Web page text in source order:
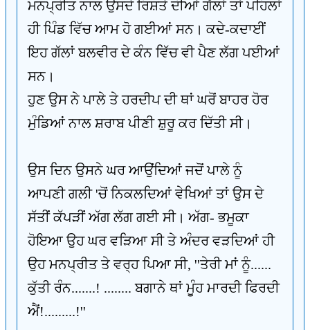
ਮਨਪ੍ਰੀਤ ਨਾਲ ਉਸਦੇ ਰਿਸ਼ਤੇ ਦੀਆਂ ਗੱਲਾਂ ਤਾਂ ਪਹਿਲਾਂ
ਹੀ ਪਿੰਡ ਵਿੱਚ ਆਮ ਹੋ ਗਈਆਂ ਸਨ। ਕਦੇ-ਕਦਾਈਂ
ਇਹ ਗੱਲਾਂ ਬਲਵੀਰ ਦੇ ਕੰਨ ਵਿੱਚ ਵੀ ਪੈਣ ਲੱਗ ਪਈਆਂ
ਸਨ।
ਹੁਣ ਉਸ ਨੇ ਪਾਲੇ ਤੇ ਹਰਦੀਪ ਦੀ ਥਾਂ ਘਰੋਂ ਬਾਹਰ ਹੋਰ
ਮੁੰਡਿਆਂ ਨਾਲ ਸ਼ਰਾਬ ਪੀਣੀ ਸ਼ੁਰੂ ਕਰ ਦਿੱਤੀ ਸੀ।
ਉਸ ਦਿਨ ਉਸਨੇ ਘਰ ਆਉਂਦਿਆਂ ਜਦੋਂ ਪਾਲੇ ਨੂੰ
ਆਪਣੀ ਗਲੀ 'ਚੋਂ ਨਿਕਲਦਿਆਂ ਵੇਖਿਆਂ ਤਾਂ ਉਸ ਦੇ
ਸੱਤੀਂ ਕੱਪੜੀਂ ਅੱਗ ਲੱਗ ਗਈ ਸੀ। ਅੱਗ- ਭਮੂਕਾ
ਹੋਇਆ ਉਹ ਘਰ ਵੜਿਆ ਸੀ ਤੇ ਅੰਦਰ ਵੜਦਿਆਂ ਹੀ
ਉਹ ਮਨਪ੍ਰੀਤ ਤੇ ਵਰ੍ਹ ਪਿਆ ਸੀ, ''ਤੇਰੀ ਮਾਂ ਨੂੰ......
ਕੁੱਤੀ ਰੰਨ.......! ........ ਬਗਾਨੇ ਥਾਂ ਮੂੰਹ ਮਾਰਦੀ ਫਿਰਦੀ
ਐਂ!.........!''